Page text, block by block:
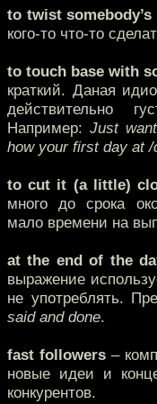
to twist somebody’s
кого-то что-то
to touch base with
краткий. Даная
действительно
Например:Just
how your first day at
to cut it (a little)
много до срока
мало времени на
at the end of the
выражение
не употреблять.
said and done.
fast followers –
новые идеи и
конкурентов.